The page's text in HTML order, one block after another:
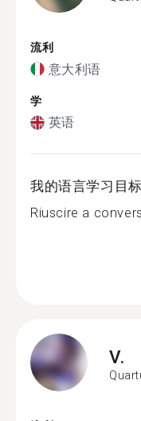
流利
意大利语
学
英语
我的语言学习目标
Riuscire a
V.